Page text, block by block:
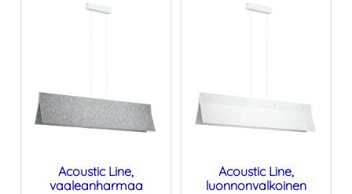
Acoustic Line,
vaaleanharmaa
Acoustic Line,
luonnonvalkoinen